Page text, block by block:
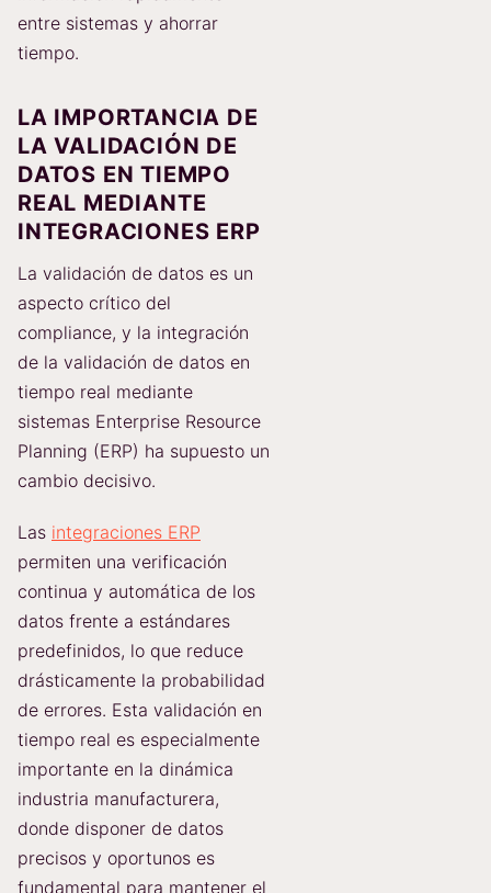
entre sistemas y ahorrar
tiempo.
LA IMPORTANCIA DE
LA VALIDACIÓN DE
DATOS EN TIEMPO
REAL MEDIANTE
INTEGRACIONES ERP
La validación de datos es un
aspecto crítico del
compliance, y la integración
de la validación de datos en
tiempo real mediante
sistemas Enterprise Resource
Planning (ERP) ha supuesto un
cambio decisivo.
Las integraciones ERP
permiten una verificación
continua y automática de los
datos frente a estándares
predefinidos, lo que reduce
drásticamente la probabilidad
de errores. Esta validación en
tiempo real es especialmente
importante en la dinámica
industria manufacturera,
donde disponer de datos
precisos y oportunos es
fundamental para mantener el